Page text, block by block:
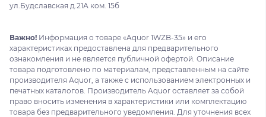
ул.Будславская д.21А ком. 15б
Важно! Информация о товаре «Aquor 1WZB-35» и его
характеристиках предоставлена для предварительного
ознакомления и не является публичной офертой. Описание
товара подготовлено по материалам, представленным на сайте
производителя Aquor, а также с использованием электронных и
печатных каталогов. Производитель Aquor оставляет за собой
право вносить изменения в характеристики или комплектацию
товара без предварительного уведомления. Для уточнения всех